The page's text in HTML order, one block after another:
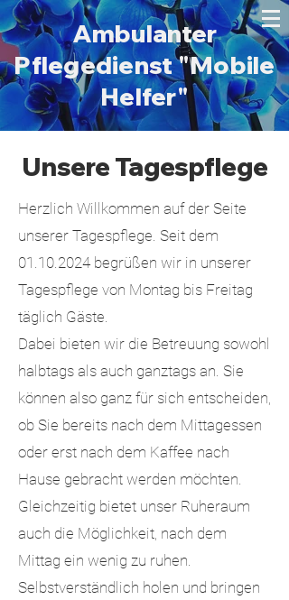
Ambulanter
Pflegedienst "Mobile
Helfer"
Unsere Tagespflege
Herzlich Willkommen auf der Seite
unserer Tagespflege. Seit dem
01.10.2024 begrüßen wir in unserer
Tagespflege von Montag bis Freitag
täglich Gäste.
Dabei bieten wir die Betreuung sowohl
halbtags als auch ganztags an. Sie
können also ganz für sich entscheiden,
ob Sie bereits nach dem Mittagessen
oder erst nach dem Kaffee nach
Hause gebracht werden möchten.
Gleichzeitig bietet unser Ruheraum
auch die Möglichkeit, nach dem
Mittag ein wenig zu ruhen.
Selbstverständlich holen und bringen